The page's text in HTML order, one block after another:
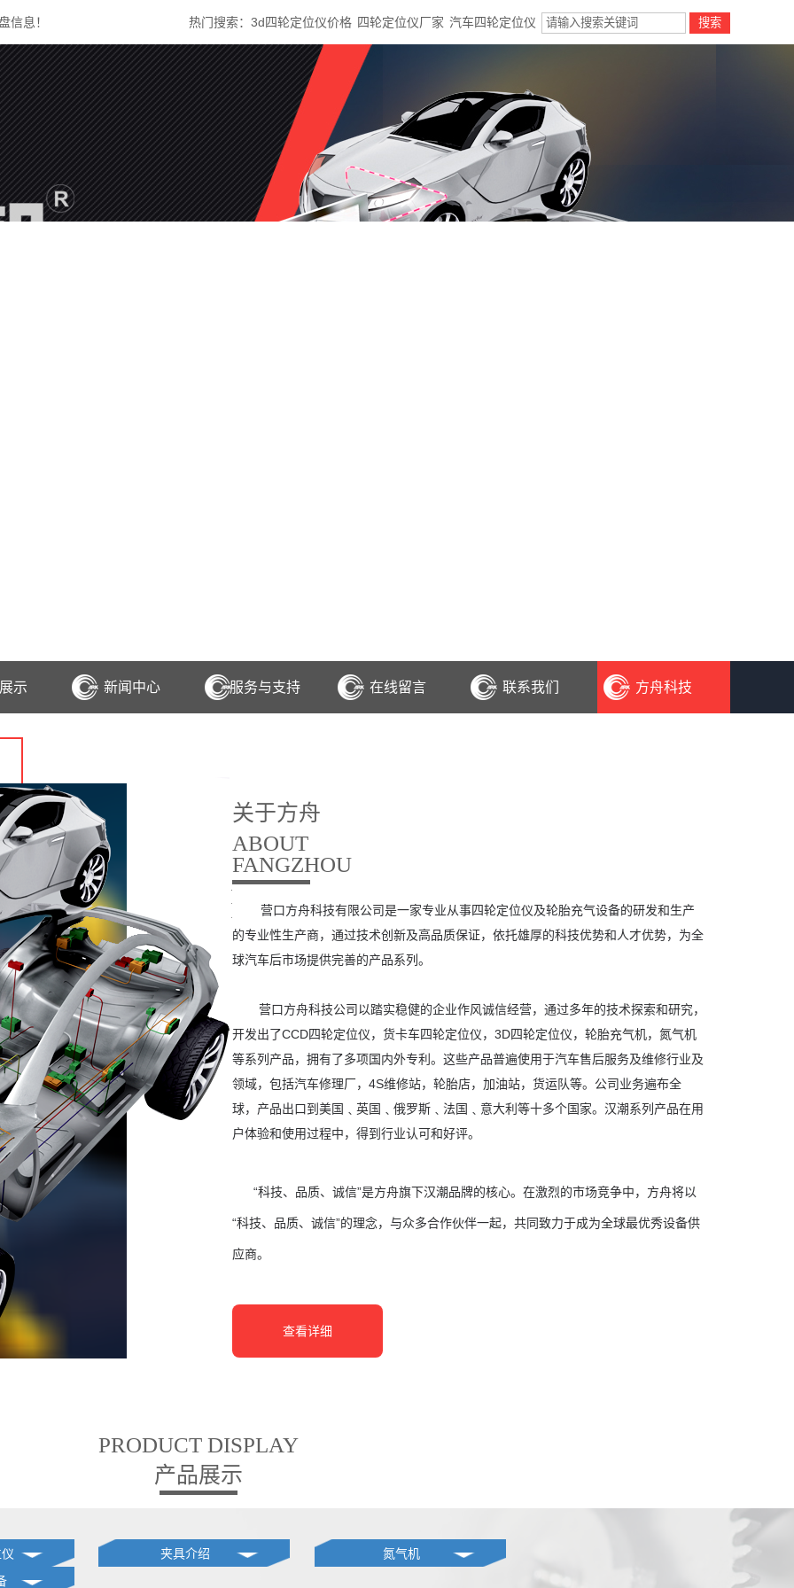
信息！ 热门搜索： 3d四轮定位仪价格 四轮定位仪厂家 汽车四轮定位仪
示
具介绍
氮气机
提升机
检测设备
新闻中心 服务与支持 在线留言 联系我们 方舟科技
关于方舟
ABOUT
FANGZHOU
营口方舟科技有限公司是一家专业从事四轮定位仪及轮胎充气设备的研发和生产
的专业性生产商，通过技术创新及高品质保证，依托雄厚的科技优势和人才优势，为全
球汽车后市场提供完善的产品系列。
营口方舟科技公司以踏实稳健的企业作风诚信经营，通过多年的技术探索和研究，
开发出了CCD四轮定位仪，货卡车四轮定位仪，3D四轮定位仪，轮胎充气机，氮气机
等系列产品，拥有了多项国内外专利。这些产品普遍使用于汽车售后服务及维修行业及
领域，包括汽车修理厂，4S维修站，轮胎店，加油站，货运队等。公司业务遍布全
球，产品出口到美国﹑英国﹑俄罗斯﹑法国﹑意大利等十多个国家。 汉潮系列产品在用
户体验和使用过程中，得到行业认可和好评。
“科技、品质、诚信”是方舟旗下汉潮品牌的核心。在激烈的市场竞争中，方舟将以
“科技、品质、诚信”的理念，与众多合作伙伴一起，共同致力于成为全球最优秀设备供
应商。
查看详细
PRODUCT DISPLAY
产品展示
夹具介绍
氮气机